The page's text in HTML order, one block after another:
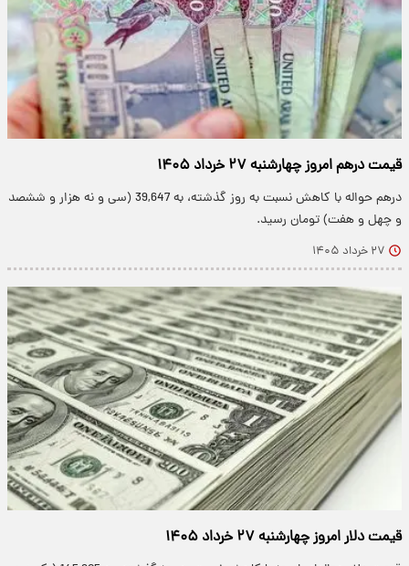
قیمت درهم امروز چهارشنبه ۲۷ خرداد ۱۴۰۵
درهم حواله با کاهش نسبت به روز گذشته، به 39,647 (سی و نه هزار و ششصد
و چهل و هفت) تومان رسید.
۲۷ خرداد ۱۴۰۵
قیمت دلار امروز چهارشنبه ۲۷ خرداد ۱۴۰۵